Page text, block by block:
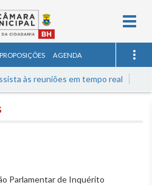
PROPOSIÇÕES AGENDA
às reuniões em tempo real
Parlamentar de Inquérito